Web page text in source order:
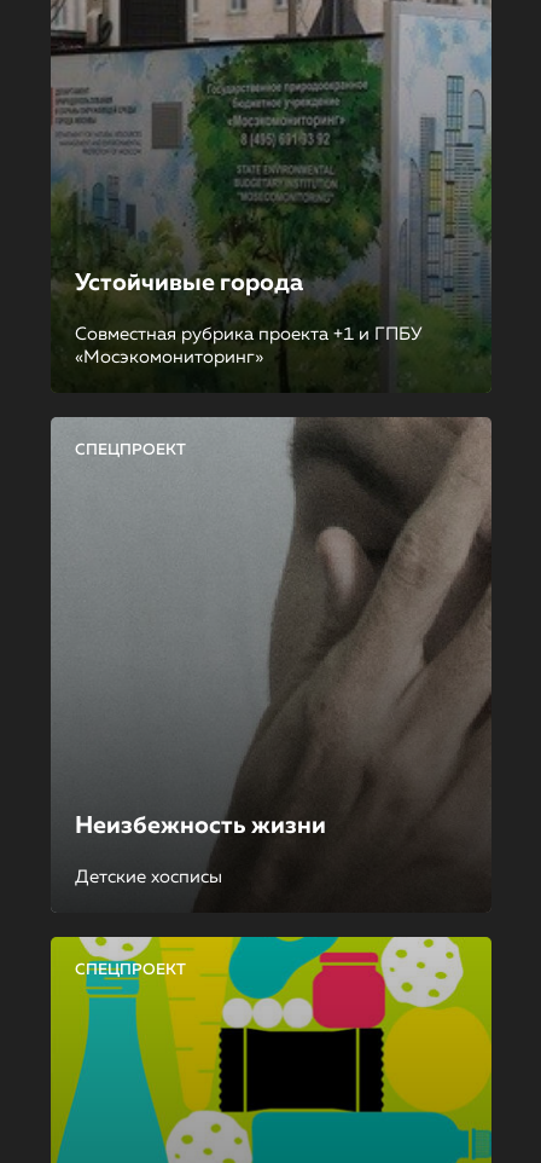
Устойчивые города
Совместная рубрика проекта +1 и ГПБУ
«Мосэкомониторинг»
СПЕЦПРОЕКТ
Неизбежность жизни
Детские хосписы
СПЕЦПРОЕКТ